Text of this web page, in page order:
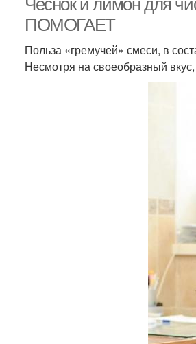
Чеснок и лимон для
ПОМОГАЕТ
Польза «гремучей» смеси, в
Несмотря на своеобразный